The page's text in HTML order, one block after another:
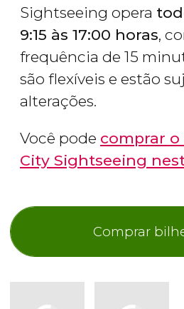
Sightseeing opera
9:15 às 17:00 horas,
frequência de 15
são flexíveis e estão
alterações.
Você pode comprar
City Sightseeing
Comprar